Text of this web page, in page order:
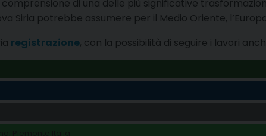
comprensione di una delle più significative
Siria potrebbe assumere per il Medio Oriente,
registrazione, con la possibilità di seguire i lavori